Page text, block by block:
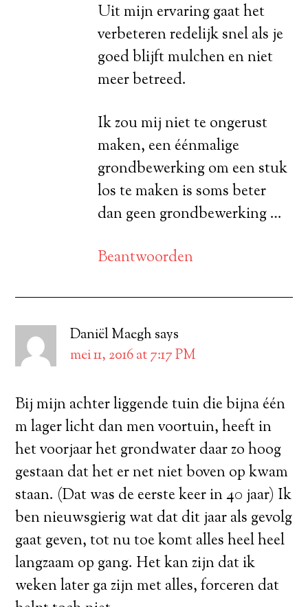
Uit mijn ervaring gaat het
verbeteren redelijk snel als je
goed blijft mulchen en niet
meer betreed.
Ik zou mij niet te ongerust
maken, een éénmalige
grondbewerking om een stuk
los te maken is soms beter
dan geen grondbewerking …
Beantwoorden
Daniël Maeghsays
mei 11, 2016 at 7:17 PM
Bij mijn achter liggende tuin die bijna één
m lager licht dan men voortuin, heeft in
het voorjaar het grondwater daar zo hoog
gestaan dat het er net niet boven op kwam
staan. (Dat was de eerste keer in 40 jaar) Ik
ben nieuwsgierig wat dat dit jaar als gevolg
gaat geven, tot nu toe komt alles heel heel
langzaam op gang. Het kan zijn dat ik
weken later ga zijn met alles, forceren dat